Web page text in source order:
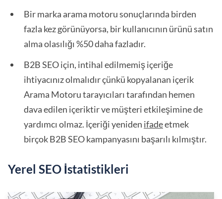
Bir marka arama motoru sonuçlarında birden
fazla kez görünüyorsa, bir kullanıcının ürünü satın
alma olasılığı %50 daha fazladır.
B2B SEO için, intihal edilmemiş içeriğe
ihtiyacınız olmalıdır çünkü kopyalanan içerik
Arama Motoru tarayıcıları tarafından hemen
dava edilen içeriktir ve müşteri etkileşimine de
yardımcı olmaz. İçeriği yeniden ifadeetmek
birçok B2B SEO kampanyasını başarılı kılmıştır.
Yerel SEO İstatistikleri